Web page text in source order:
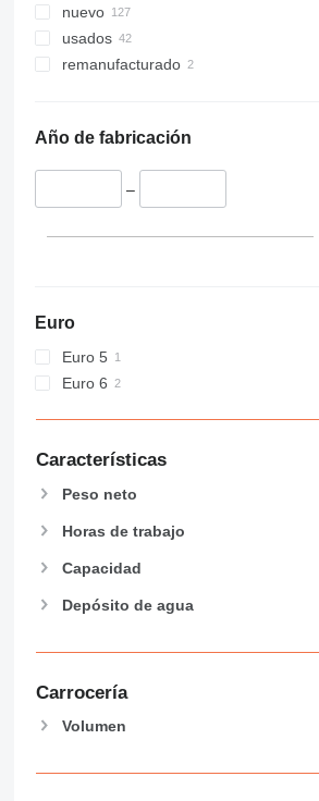
nuevo
usados
remanufacturado
Año de fabricación
–
Euro
Euro 5
Euro 6
Características
Peso neto
Horas de trabajo
Capacidad
Depósito de agua
Carrocería
Volumen